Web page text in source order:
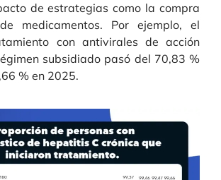
de estrategias como la compra
medicamentos. Por ejemplo, el
con antivirales de acción
subsidiado pasó del 70,83 %
% en 2025.